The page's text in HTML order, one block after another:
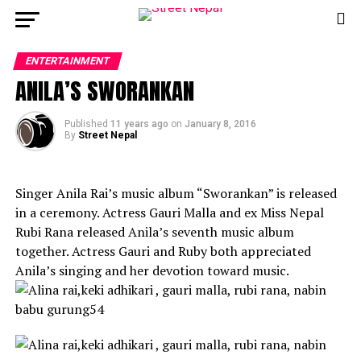
ENTERTAINMENT
ANILA’S SWORANKAN
Published 11 years ago on January 8, 2016
By Street Nepal
Singer Anila Rai’s music album “Sworankan” is released
in a ceremony. Actress Gauri Malla and ex Miss Nepal
Rubi Rana released Anila’s seventh music album
together. Actress Gauri and Ruby both appreciated
Anila’s singing and her devotion toward music.
Go to mobile version